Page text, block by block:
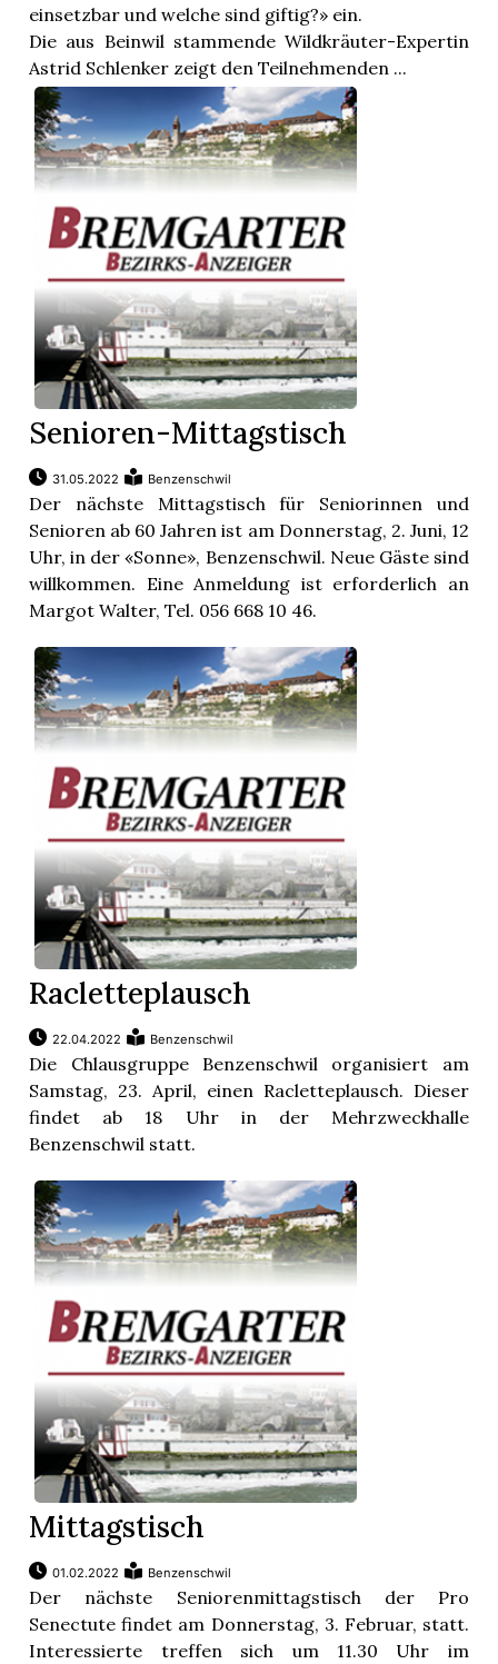
einsetzbar und welche sind giftig?» ein.
Die aus Beinwil stammende Wildkräuter-Expertin
Astrid Schlenker zeigt den Teilnehmenden ...
Senioren-Mittagstisch
31.05.2022 Benzenschwil
Der nächste Mittagstisch für Seniorinnen und
Senioren ab 60 Jahren ist am Donnerstag, 2. Juni, 12
Uhr, in der «Sonne», Benzenschwil. Neue Gäste sind
willkommen. Eine Anmeldung ist erforderlich an
Margot Walter, Tel. 056 668 10 46.
Racletteplausch
22.04.2022 Benzenschwil
Die Chlausgruppe Benzenschwil organisiert am
Samstag, 23. April, einen Racletteplausch. Dieser
findet ab 18 Uhr in der Mehrzweckhalle
Benzenschwil statt.
Mittagstisch
01.02.2022 Benzenschwil
Der nächste Seniorenmittagstisch der Pro
Senectute findet am Donnerstag, 3. Februar, statt.
Interessierte treffen sich um 11.30 Uhr im